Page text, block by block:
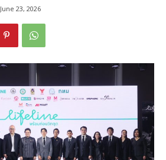
June 23, 2026